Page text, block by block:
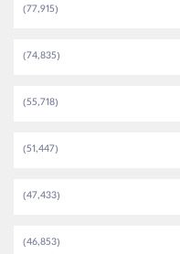
(77,915)
(74,835)
(55,718)
(51,447)
(47,433)
(46,853)